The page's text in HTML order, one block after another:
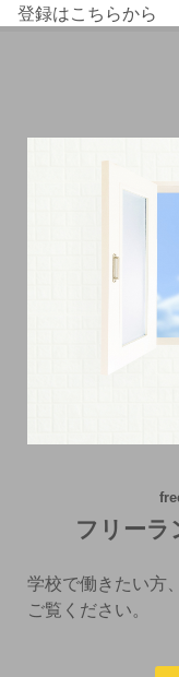
登録はこちらから
フリーラ
学校で働きたい方
ご覧ください。